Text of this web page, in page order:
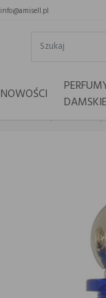
info@amisell.pl
NOWOŚCI
DAMSKIE
Milano